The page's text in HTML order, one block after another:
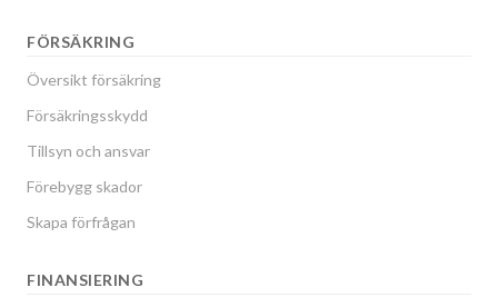
FÖRSÄKRING
Översikt försäkring
Försäkringsskydd
Tillsyn och ansvar
Förebygg skador
Skapa förfrågan
FINANSIERING